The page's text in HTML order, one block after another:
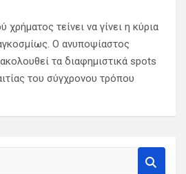
τείνει να γίνει η κύρια
Ο ανυποψίαστος
τα διαφημιστικά spots
του σύγχρονου τρόπου